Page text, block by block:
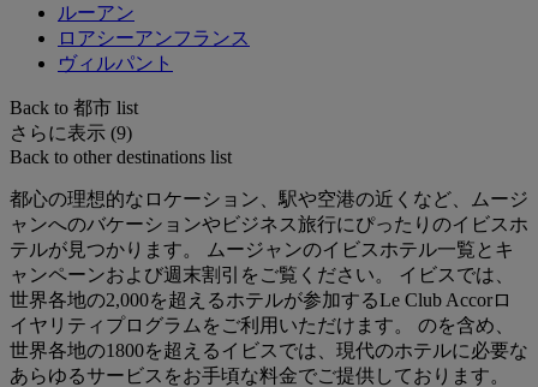
ルーアン
ロアシーアンフランス
ヴィルパント
Back to 都市 list
さらに表示 (9)
Back to other destinations list
都心の理想的なロケーション、駅や空港の近くなど、ムージ
ャンへのバケーションやビジネス旅行にぴったりのイビスホ
テルが見つかります。 ムージャンのイビスホテル一覧とキ
ャンペーンおよび週末割引をご覧ください。 イビスでは、
世界各地の2,000を超えるホテルが参加するLe Club Accorロ
イヤリティプログラムをご利用いただけます。 のを含め、
世界各地の1800を超えるイビスでは、現代のホテルに必要な
あらゆるサービスをお手頃な料金でご提供しております。